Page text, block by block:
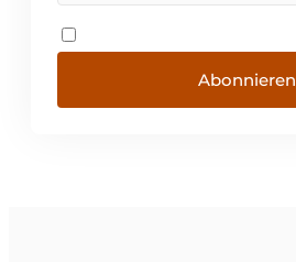
Abonnieren